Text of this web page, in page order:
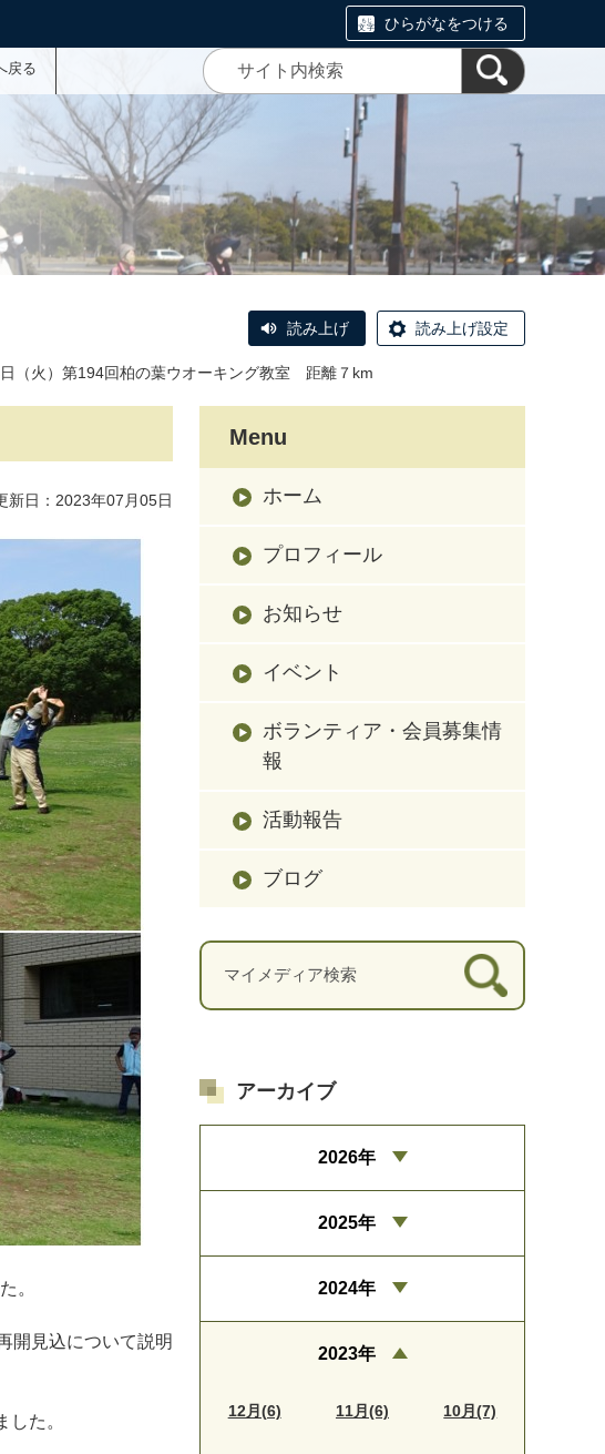
ひらがなをつける
戻る
読み上げ 読み上げ設定
（火）第194回柏の葉ウオーキング教室 距離７km
日：2023年07月05日
。
開見込について説明
た。
Menu
ホーム
プロフィール
お知らせ
イベント
ボランティア・会員募集情
報
活動報告
ブログ
アーカイブ
2026年
2025年
2024年
2023年
12月(6) 11月(6) 10月(7)